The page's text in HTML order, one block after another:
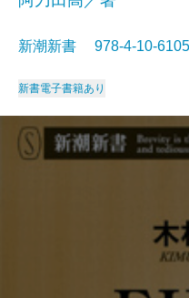
新潮新書 978-4-10-
新書電子書籍あり